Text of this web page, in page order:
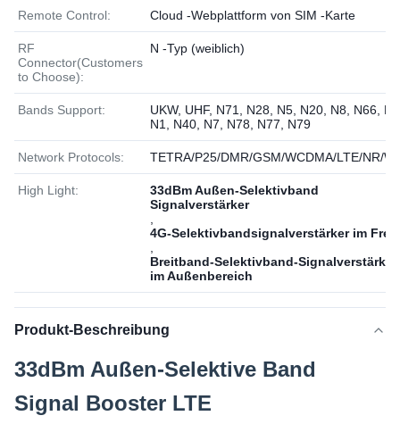
Remote Control: Cloud -Webplattform von SIM -Karte
RF
Connector(Customers
to Choose):
N -Typ (weiblich)
Bands Support:
UKW, UHF, N71, N28, N5, N20, N8, N66,
N1, N40, N7, N78, N77, N79
Network Protocols: TETRA/P25/DMR/GSM/WCDMA/LTE/NR/
High Light:
33dBm Außen-Selektivband
Signalverstärker
4G-Selektivbandsignalverstärker im
Breitband-Selektivband-Signalverstärker
im Außenbereich
Produkt-Beschreibung
33dBm Außen-Selektive Band
Signal Booster LTE